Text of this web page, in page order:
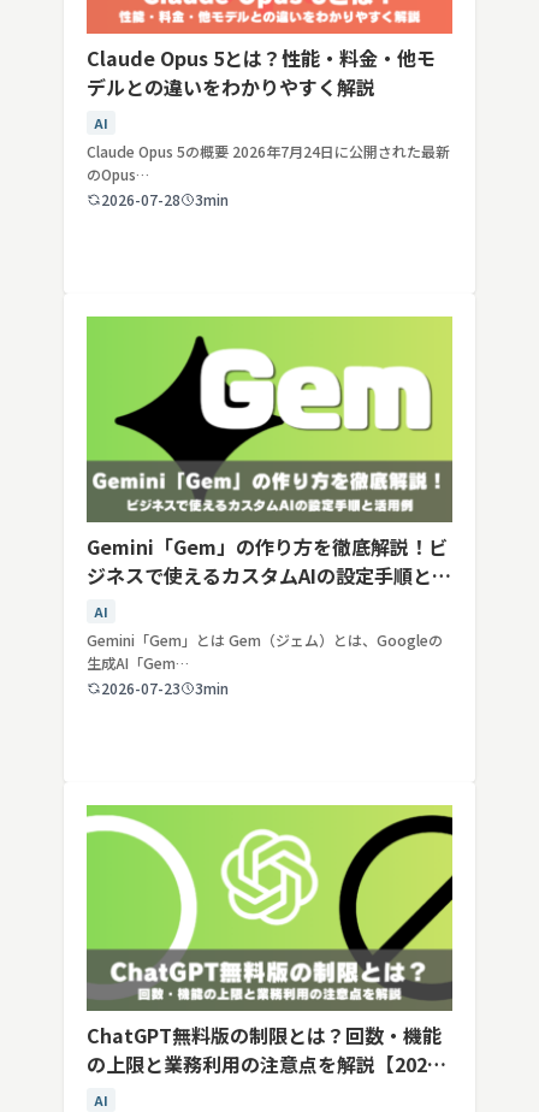
Claude Opus 5とは？性能・料金・他モ
デルとの違いをわかりやすく解説
AI
Claude Opus 5の概要 2026年7月24日に公開された最新
のOpus…
2026-07-28
3min
Gemini「Gem」の作り方を徹底解説！ビ
ジネスで使えるカスタムAIの設定手順と活
用例
AI
Gemini「Gem」とは Gem（ジェム）とは、Googleの
生成AI「Gem…
2026-07-23
3min
ChatGPT無料版の制限とは？回数・機能
の上限と業務利用の注意点を解説【2026
年最新】
AI